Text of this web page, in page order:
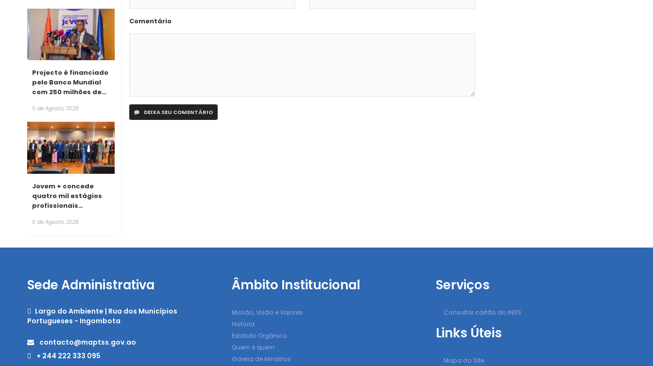
Projecto é financiado
pelo Banco Mundial
com 250 milhões de
5 de Agosto, 2026
Jovem + concede
quatro mil estágios
profissionais
2026
5 de Agosto, 2026
Comentário
DEIXA SEU COMENTÁRIO
Sede Administrativa
Largo do Ambiente | Rua dos Municípios
Portugueses - Ingombota
contacto@maptss.gov.ao
+ 244 222 333 095
Âmbito Institucional
Missão, Visão e Valores
História
Estatuto Orgânico
Quem é quem
Galeria de Ministros
Serviços
Consultar cartão do INSS
Links Úteis
Mapa do Site